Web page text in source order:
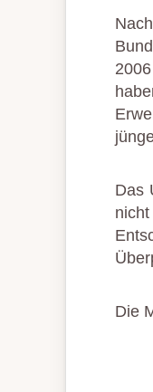
Das
Die